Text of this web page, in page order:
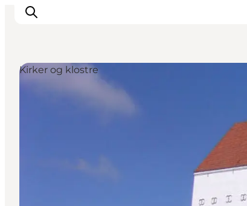
Overnatning
Kirker og klostre